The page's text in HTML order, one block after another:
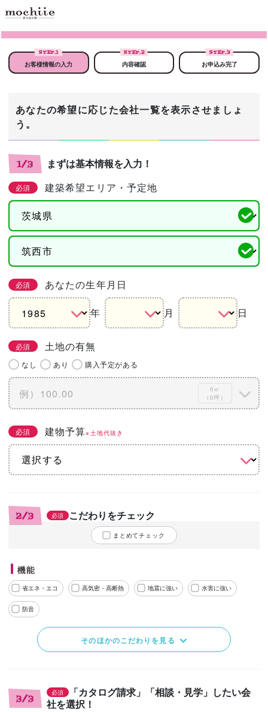
STEP.1
お客様情報の入力
STEP.2
内容確認
STEP.3
お申込み完了
あなたの希望に応じた会社一覧を表示させましょ
う。
1/3 まずは基本情報を入力！
必須 建築希望エリア・予定地
必須 あなたの生年月日
年 月 日
必須 土地の有無
なし あり 購入予定がある
0㎡
（0坪）
必須 建物予算※土地代抜き
2/3 必須 こだわりをチェック
まとめてチェック
機能
省エネ・エコ 高気密・高断熱 地震に強い 水害に強い
防音
そのほかのこだわりを見る
3/3
必須
「カタログ請求」「相談・見学」したい会
社を選択！